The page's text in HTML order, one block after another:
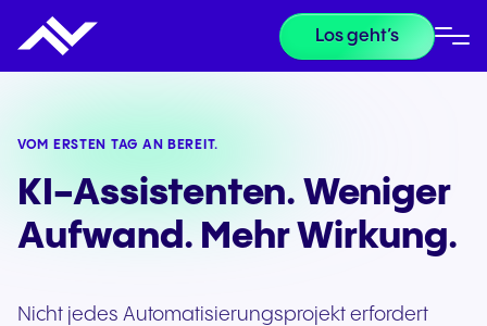
Los geht’s
VOM ERSTEN TAG AN BEREIT.
KI-Assistenten. Weniger
Aufwand. Mehr Wirkung.
Nicht jedes Automatisierungsprojekt erfordert